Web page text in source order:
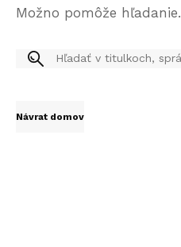
Možno pomôže hľadanie.
Návrat domov